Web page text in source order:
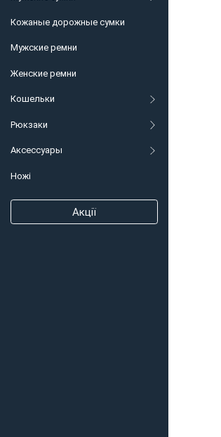
Кожаные дорожные сумки
Мужские ремни
Женские ремни
Кошельки
Рюкзаки
Аксессуары
Ножі
Акції